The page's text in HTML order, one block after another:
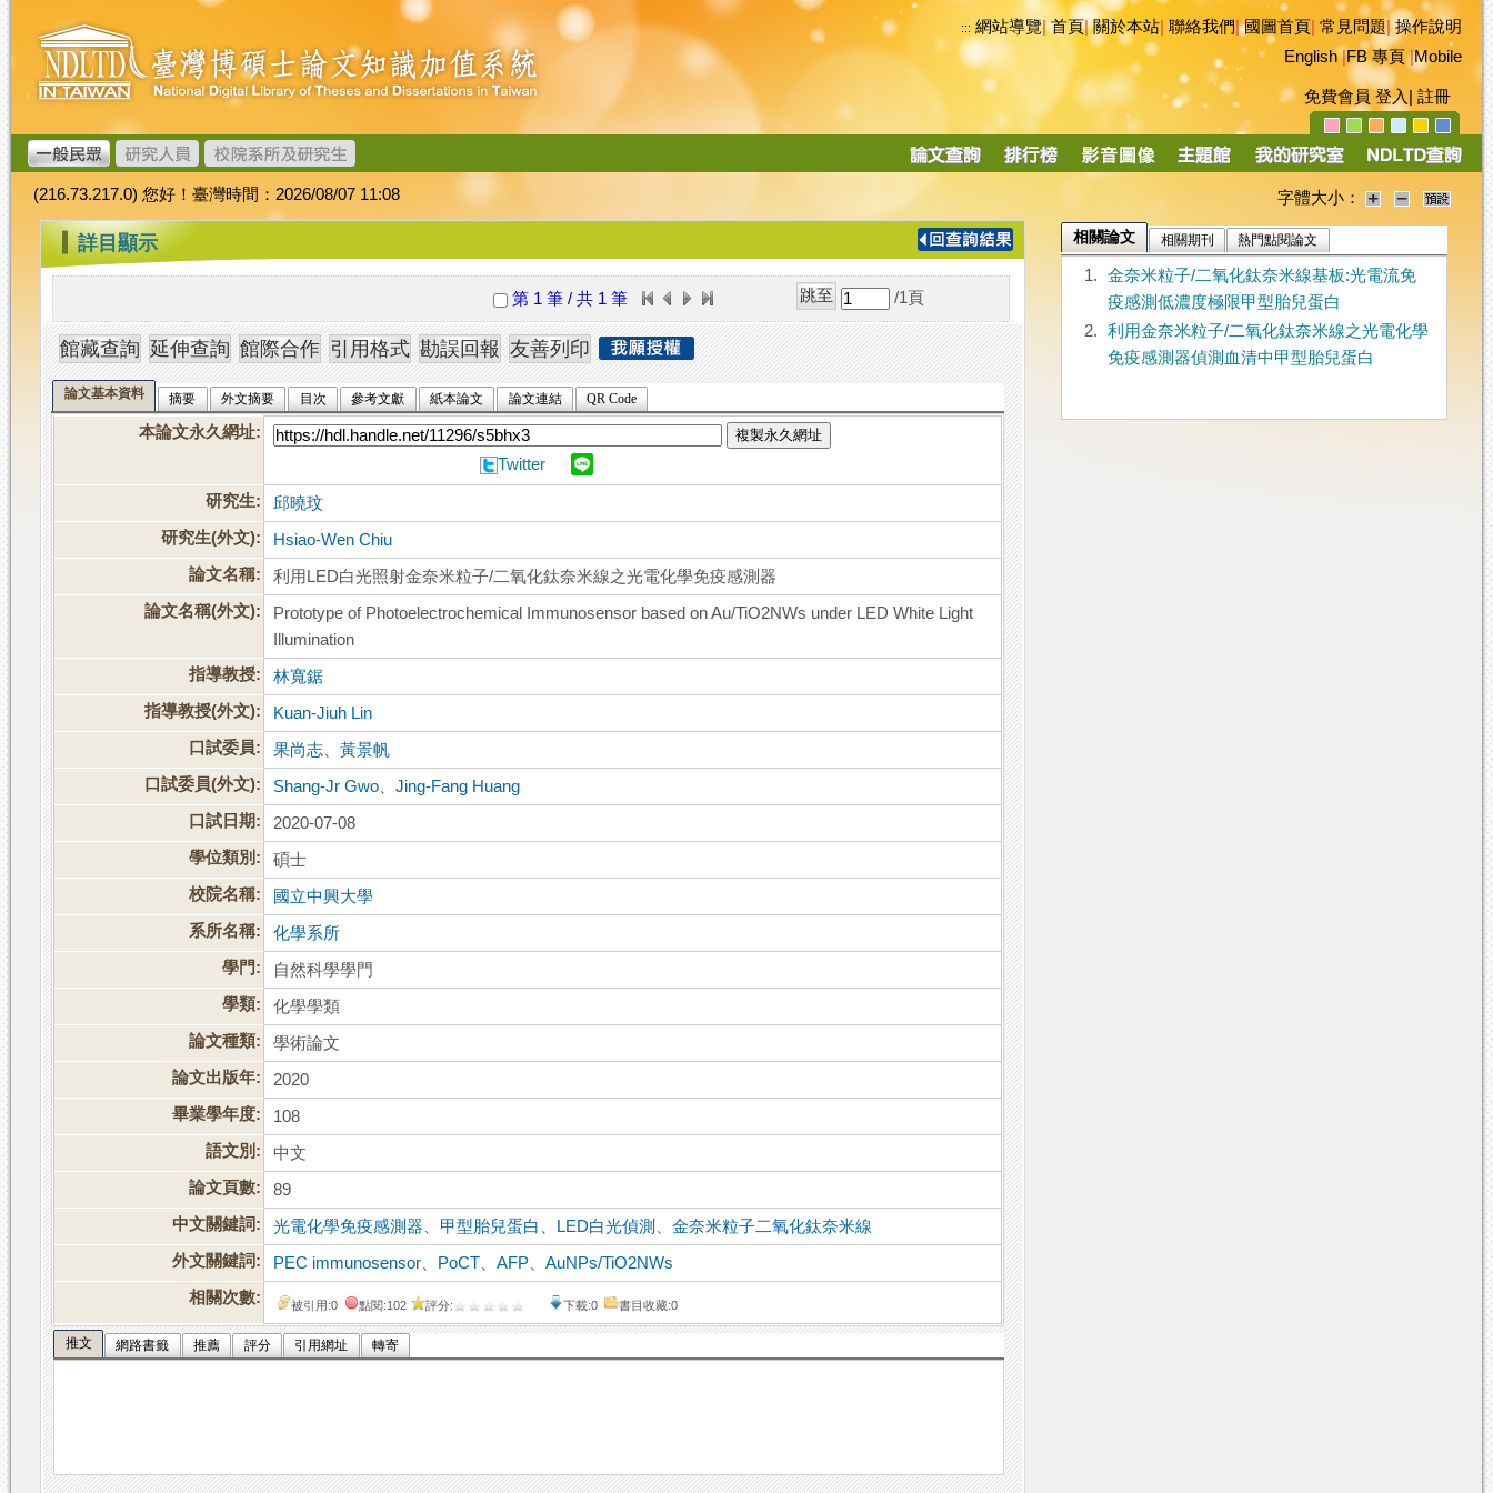
跳
到
主
要
內
容
臺
灣
博
碩
士
論
文
加
值
系
統
::: 網站導覽|首頁|關於本站 聯絡我們|國圖首頁 常見問題|操作說明
English|FB 專頁|Mobile
免費會員 登入 註冊
導
(216.73.217.0) 您好！臺灣時間：2026/08/07 11:08 字體大小：
::: 詳目顯示
第 1 筆 / 共 1 筆 /1 頁
論文基本資料 摘要 外文摘要 目次 參考文獻 紙本論文 論文連結 QR Code
本論文永久網址: 複製永久網址
Twitter
研究生:
邱曉玟
研究生(外文):
Hsiao-Wen Chiu
論文名稱:
利用LED白光照射金奈米粒子/二氧化鈦奈米線之光電化學免疫感測器
論文名稱(外文):
Prototype of Photoelectrochemical Immunosensor based on Au/TiO2NWs under LED White Light
Illumination
指導教授:
林寬鋸
指導教授(外文):
Kuan-Jiuh Lin
口試委員:
果尚志 、黃景帆
口試委員(外文):
Shang-Jr Gwo 、Jing-Fang Huang
口試日期:
2020-07-08
學位類別:
碩士
校院名稱:
國立中興大學
系所名稱:
化學系所
學門:
自然科學學門
學類:
化學學類
論文種類:
學術論文
論文出版年:
2020
畢業學年度:
108
語文別:
中文
論文頁數:
89
中文關鍵詞:
光電化學免疫感測器 甲型胎兒蛋白 LED白光偵測 、金奈米粒子二氧化鈦奈米線
外文關鍵詞:
PEC immunosensor PoCT 、AFP 、AuNPs/TiO2NWs
相關次數:
被引用:0 點閱:102 評分: 下載:0 書目收藏:0
推文 網路書籤 推薦 評分 引用網址 轉寄
相關論文 相關期刊 熱門點閱論文
1.
金奈米粒子/二氧化鈦奈米線基板:光電流免
疫感測低濃度極限甲型胎兒蛋白
2.
利用金奈米粒子/二氧化鈦奈米線之光電化學
免疫感測器偵測血清中甲型胎兒蛋白